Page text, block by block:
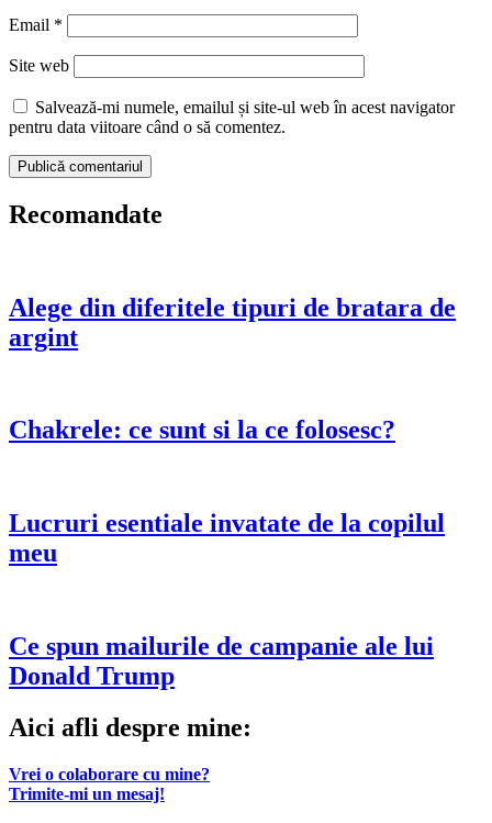
Email *
Site web
Salvează-mi numele, emailul și site-ul web în acest navigator
pentru data viitoare când o să comentez.
Recomandate
Alege din diferitele tipuri de bratara de
argint
Chakrele: ce sunt si la ce folosesc?
Lucruri esentiale invatate de la copilul
meu
Ce spun mailurile de campanie ale lui
Donald Trump
Aici afli despre mine:
Vrei o colaborare cu mine?
Trimite-mi un mesaj!